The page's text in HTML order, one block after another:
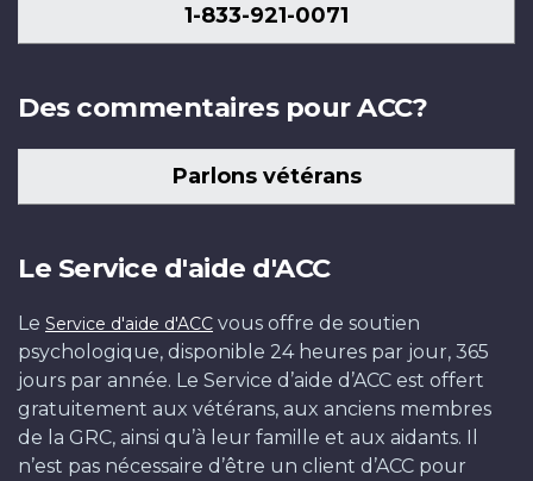
1-833-921-0071
Des commentaires pour ACC?
Parlons vétérans
Le Service d'aide d'ACC
Le Service d'aide d'ACC vous offre de soutien
psychologique, disponible 24 heures par jour, 365
jours par année. Le Service d’aide d’ACC est offert
gratuitement aux vétérans, aux anciens membres
de la GRC, ainsi qu’à leur famille et aux aidants. Il
n’est pas nécessaire d’être un client d’ACC pour